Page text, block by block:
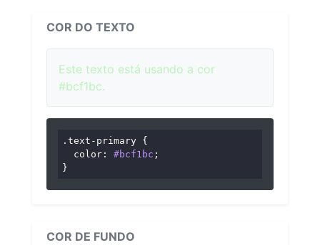
COR DO TEXTO
Este texto está usando a cor
#bcf1bc.
.text-primary {
color : #bcf1bc ;
}
COR DE FUNDO